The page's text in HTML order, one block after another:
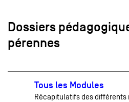
Dossiers
pérennes
Tous les Modules
Récapitulatifs des différents